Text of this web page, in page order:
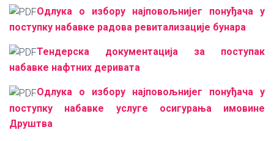
Одлука о избору најповољнијег понуђача у
поступку набавке радова ревитализације бунара
Тендерска документација за поступак
набавке нафтних деривата
Одлука о избору најповољнијег понуђача у
поступку набавке услуге осигурања имовине
Друштва